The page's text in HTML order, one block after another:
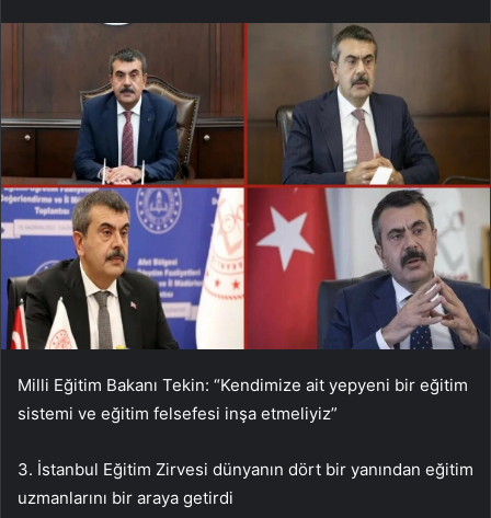
Milli Eğitim Bakanı Tekin: “Kendimize ait yepyeni bir eğitim
sistemi ve eğitim felsefesi inşa etmeliyiz”
3. İstanbul Eğitim Zirvesi dünyanın dört bir yanından eğitim
uzmanlarını bir araya getirdi